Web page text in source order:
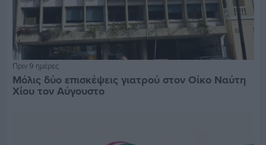
Πριν 9 ημέρες
Μόλις δύο επισκέψεις γιατρού στον Οίκο Ναύτη
Χίου τον Αύγουστο